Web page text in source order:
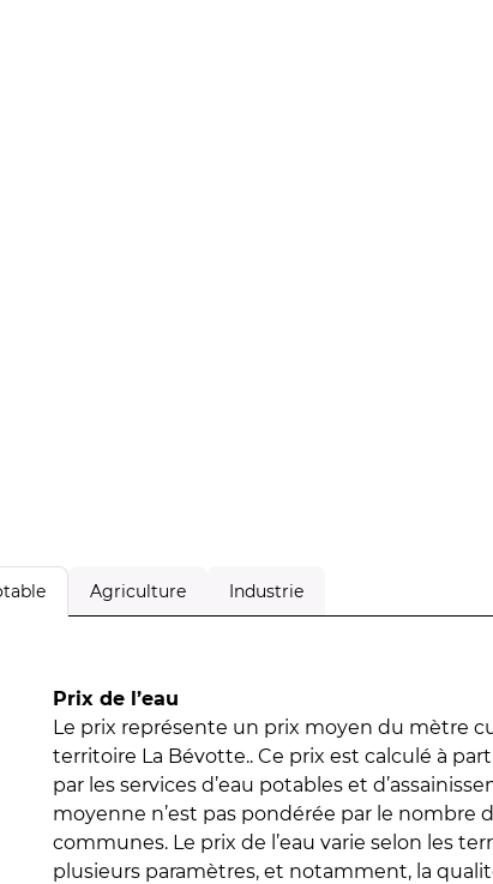
Agriculture Industrie
Prix de l’eau
Le prix représente un prix moyen du mètre
territoire La Bévotte.. Ce prix est calculé à
par les services d’eau potables et
moyenne n’est pas pondérée par le nombre
communes. Le prix de l’eau varie selon les
plusieurs paramètres, et notamment, la